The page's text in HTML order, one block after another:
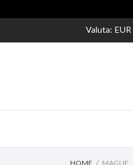
Valuta: EUR
HOME MAGLIE